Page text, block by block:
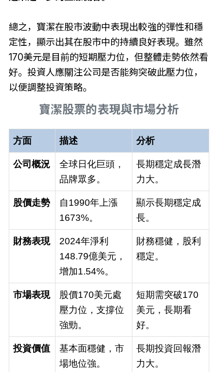
總之，寶潔在股市波動中表現出較強的彈性和穩
定性，顯示出其在股市中的持續良好表現。雖然
170美元是目前的短期壓力位，但整體走勢依然看
好。投資人應關注公司是否能夠突破此壓力位，
以便調整投資策略。
寶潔股票的表現與市場分析
方面 描述 分析
公司概況
全球日化巨頭，
品牌眾多。
長期穩定成長潛
力大。
股價走勢
自1990年上漲
1673%。
顯示長期穩定成
長。
財務表現
2024年淨利
148.79億美元，
增加1.54%。
財務穩健，股利
穩定。
市場表現
股價170美元處
壓力位，支撐位
強勁。
短期需突破170
美元，長期看
好。
投資價值
基本面穩健，市
場地位強。
長期投資回報潛
力大。